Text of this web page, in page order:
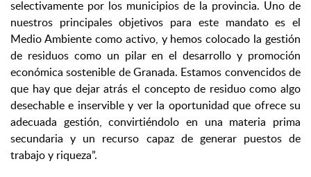
selectivamente por los municipios de la provincia. Uno de
nuestros principales objetivos para este mandato es el
Medio Ambiente como activo, y hemos colocado la gestión
de residuos como un pilar en el desarrollo y promoción
económica sostenible de Granada. Estamos convencidos de
que hay que dejar atrás el concepto de residuo como algo
desechable e inservible y ver la oportunidad que ofrece su
adecuada gestión, convirtiéndolo en una materia prima
secundaria y un recurso capaz de generar puestos de
trabajo y riqueza”.